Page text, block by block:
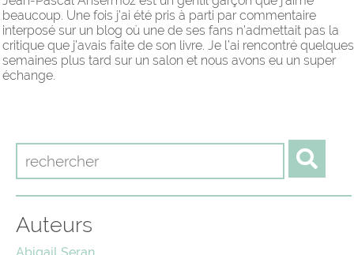
beaucoup. Une fois j’ai été pris à parti par commentaire
interposé sur un blog où une de ses fans n’admettait pas la
critique que j’avais faite de son livre. Je l’ai rencontré quelques
semaines plus tard sur un salon et nous avons eu un super
échange.
Auteurs
Abigail Seran